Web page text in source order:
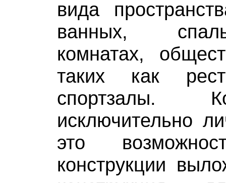
вида
ванных,
комнатах,
таких как
спортзалы.
исключительно
это
конструкции